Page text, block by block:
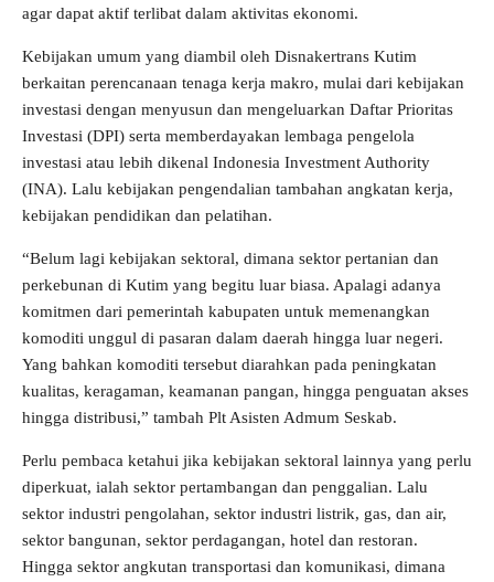
agar dapat aktif terlibat dalam aktivitas ekonomi.
Kebijakan umum yang diambil oleh Disnakertrans Kutim
berkaitan perencanaan tenaga kerja makro, mulai dari kebijakan
investasi dengan menyusun dan mengeluarkan Daftar Prioritas
Investasi (DPI) serta memberdayakan lembaga pengelola
investasi atau lebih dikenal Indonesia Investment Authority
(INA). Lalu kebijakan pengendalian tambahan angkatan kerja,
kebijakan pendidikan dan pelatihan.
“Belum lagi kebijakan sektoral, dimana sektor pertanian dan
perkebunan di Kutim yang begitu luar biasa. Apalagi adanya
komitmen dari pemerintah kabupaten untuk memenangkan
komoditi unggul di pasaran dalam daerah hingga luar negeri.
Yang bahkan komoditi tersebut diarahkan pada peningkatan
kualitas, keragaman, keamanan pangan, hingga penguatan akses
hingga distribusi,” tambah Plt Asisten Admum Seskab.
Perlu pembaca ketahui jika kebijakan sektoral lainnya yang perlu
diperkuat, ialah sektor pertambangan dan penggalian. Lalu
sektor industri pengolahan, sektor industri listrik, gas, dan air,
sektor bangunan, sektor perdagangan, hotel dan restoran.
Hingga sektor angkutan transportasi dan komunikasi, dimana